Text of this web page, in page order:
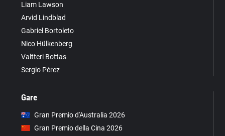
Liam Lawson
Arvid Lindblad
Gabriel Bortoleto
Nico Hülkenberg
Valtteri Bottas
Sergio Pérez
Gare
Gran Premio d'Australia 2026
Gran Premio della Cina 2026